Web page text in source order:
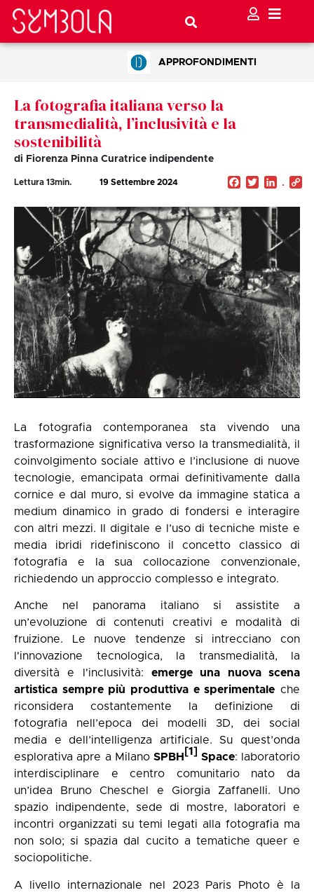
APPROFONDIMENTI
La fotografia italiana verso la
transmedialità, l’inclusività e la
sostenibilità
di Fiorenza Pinna Curatrice indipendente
Lettura 13min. 19 Settembre 2024 Facebook
Twitter
La fotografia contemporanea sta vivendo una
trasformazione significativa verso la transmedialità, il
coinvolgimento sociale attivo e l’inclusione di nuove
tecnologie, emancipata ormai definitivamente dalla
cornice e dal muro, si evolve da immagine statica a
medium dinamico in grado di fondersi e interagire
con altri mezzi. Il digitale e l’uso di tecniche miste e
media ibridi ridefiniscono il concetto classico di
fotografia e la sua collocazione convenzionale,
richiedendo un approccio complesso e integrato.
Anche nel panorama italiano si assistite a
un’evoluzione di contenuti creativi e modalità di
fruizione. Le nuove tendenze si intrecciano con
l'innovazione tecnologica, la transmedialità, la
diversità e l'inclusività: emerge una nuova scena
artistica sempre più produttiva e sperimentale che
riconsidera costantemente la definizione di
fotografia nell’epoca dei modelli 3D, dei social
media e dell’intelligenza artificiale. Su quest’onda
esplorativa apre a MilanoSPBH [1] Space: laboratorio
interdisciplinare e centro comunitario nato da
un’idea Bruno Cheschel e Giorgia Zaffanelli. Uno
spazio indipendente, sede di mostre, laboratori e
incontri organizzati su temi legati alla fotografia ma
non solo; si spazia dal cucito a tematiche queer e
sociopolitiche.
A livello internazionale nel 2023 Paris Photo è la